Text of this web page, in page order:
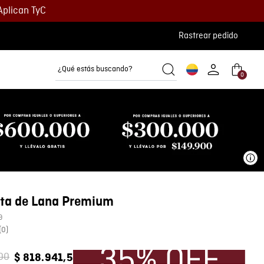
TyC
Rastrear pedido
¿Qué estás buscando?
0
de Lana Premium
(0)
$ 818.941,5